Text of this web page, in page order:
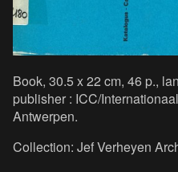
Book, 30.5 x 22 cm, 46 p.,
publisher : ICC/
Antwerpen.
Collection: Jef Verheyen